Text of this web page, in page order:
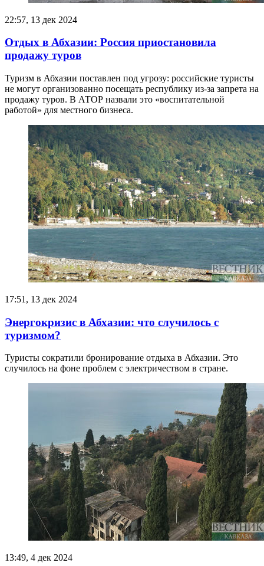
22:57, 13 дек 2024
Отдых в Абхазии: Россия приостановила
продажу туров
Туризм в Абхазии поставлен под угрозу: российские туристы
не могут организованно посещать республику из-за запрета на
продажу туров. В АТОР назвали это «воспитательной
работой» для местного бизнеса.
17:51, 13 дек 2024
Энергокризис в Абхазии: что случилось с
туризмом?
Туристы сократили бронирование отдыха в Абхазии. Это
случилось на фоне проблем с электричеством в стране.
13:49, 4 дек 2024